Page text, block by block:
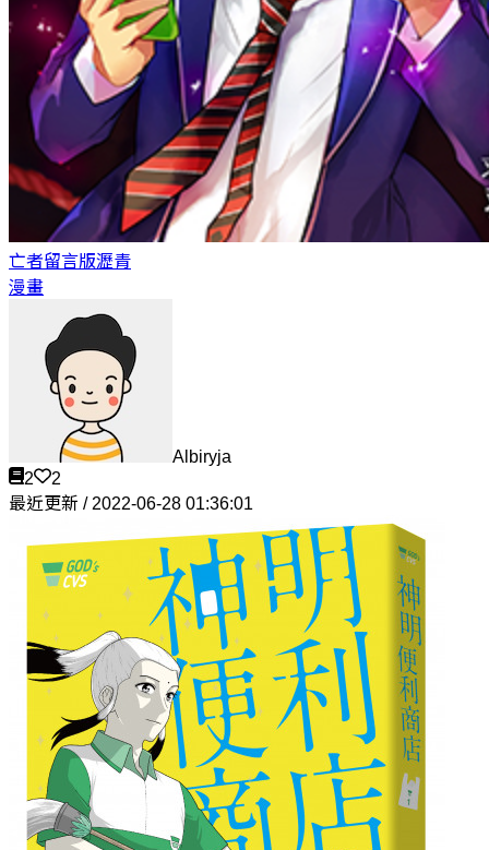
亡者留言版瀝青
漫畫
Albiryja
2
2
最近更新 / 2022-06-28 01:36:01